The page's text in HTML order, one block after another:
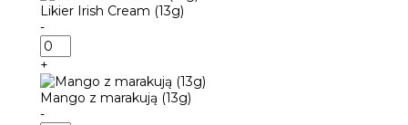
bzu
(13g)
Likier Irish Cream (13g)
-
ilość
Likier
Irish
Cream
(13g)
+
Mango z marakują (13g)
-